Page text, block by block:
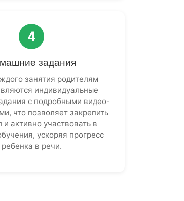
4
задания
занятия родителям
индивидуальные
с подробными видео-
что позволяет закрепить
и активно участвовать в
ускоряя прогресс
ребенка в речи.